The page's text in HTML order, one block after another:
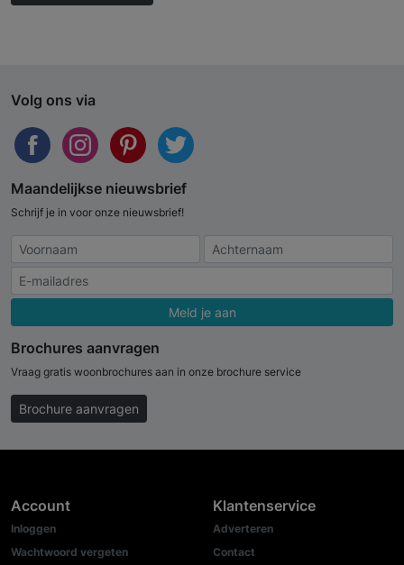
Volg ons via
Maandelijkse nieuwsbrief
Schrijf je in voor onze nieuwsbrief!
Meld je aan
Brochures aanvragen
Vraag gratis woonbrochures aan in onze brochure service
Brochure aanvragen
Account
Inloggen
Wachtwoord vergeten
Klantenservice
Adverteren
Contact